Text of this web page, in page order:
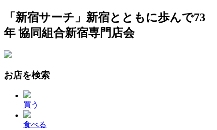
「新宿サーチ」新宿とともに歩んで73
年 協同組合新宿専門店会
お店を検索
買う
食べる